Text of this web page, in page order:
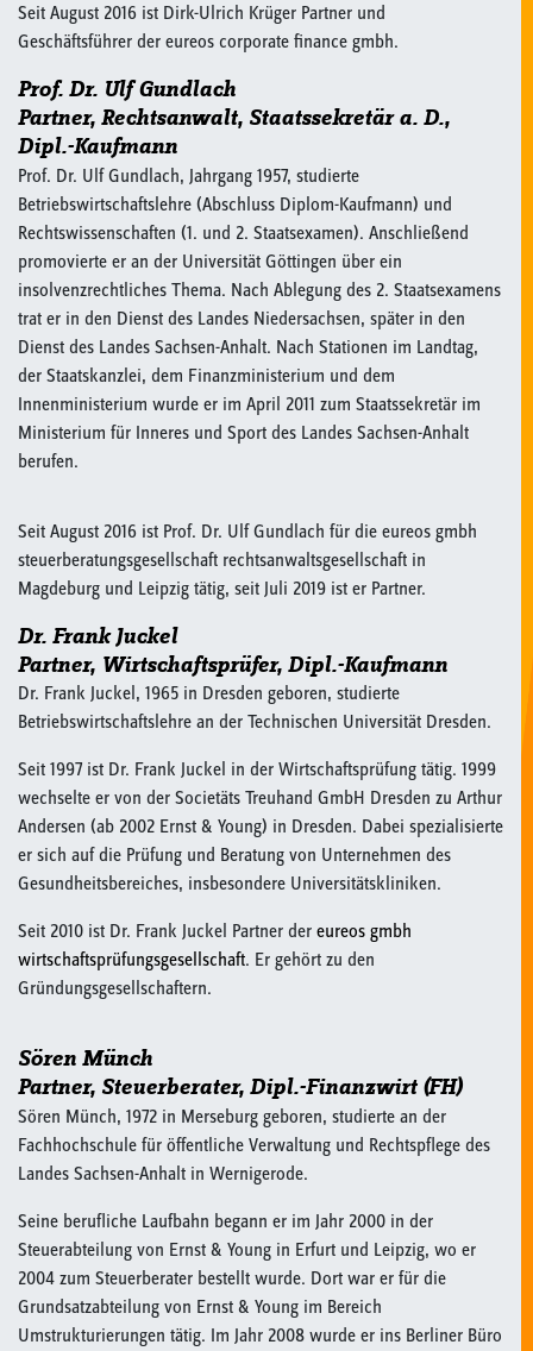
Seit August 2016 ist Dirk-Ulrich Krüger Partner und
Geschäftsführer der eureos corporate finance gmbh.
Prof. Dr. Ulf Gundlach
Partner, Rechtsanwalt, Staatssekretär a. D.,
Dipl.-Kaufmann
Prof. Dr. Ulf Gundlach, Jahrgang 1957, studierte
Betriebswirtschaftslehre (Abschluss Diplom-Kaufmann) und
Rechtswissenschaften (1. und 2. Staatsexamen). Anschließend
promovierte er an der Universität Göttingen über ein
insolvenzrechtliches Thema. Nach Ablegung des 2. Staatsexamens
trat er in den Dienst des Landes Niedersachsen, später in den
Dienst des Landes Sachsen-Anhalt. Nach Stationen im Landtag,
der Staatskanzlei, dem Finanzministerium und dem
Innenministerium wurde er im April 2011 zum Staatssekretär im
Ministerium für Inneres und Sport des Landes Sachsen-Anhalt
berufen.
Seit August 2016 ist Prof. Dr. Ulf Gundlach für die eureos gmbh
steuerberatungsgesellschaft rechtsanwaltsgesellschaft in
Magdeburg und Leipzig tätig, seit Juli 2019 ist er Partner.
Dr. Frank Juckel
Partner, Wirtschaftsprüfer, Dipl.-Kaufmann
Dr. Frank Juckel, 1965 in Dresden geboren, studierte
Betriebswirtschaftslehre an der Technischen Universität Dresden.
Seit 1997 ist Dr. Frank Juckel in der Wirtschaftsprüfung tätig. 1999
wechselte er von der Societäts Treuhand GmbH Dresden zu Arthur
Andersen (ab 2002 Ernst & Young) in Dresden. Dabei spezialisierte
er sich auf die Prüfung und Beratung von Unternehmen des
Gesundheitsbereiches, insbesondere Universitätskliniken.
Seit 2010 ist Dr. Frank Juckel Partner der eureos gmbh
wirtschaftsprüfungsgesellschaft. Er gehört zu den
Gründungsgesellschaftern.
Sören Münch
Partner, Steuerberater, Dipl.-Finanzwirt (FH)
Sören Münch, 1972 in Merseburg geboren, studierte an der
Fachhochschule für öffentliche Verwaltung und Rechtspflege des
Landes Sachsen-Anhalt in Wernigerode.
Seine berufliche Laufbahn begann er im Jahr 2000 in der
Steuerabteilung von Ernst & Young in Erfurt und Leipzig, wo er
2004 zum Steuerberater bestellt wurde. Dort war er für die
Grundsatzabteilung von Ernst & Young im Bereich
Umstrukturierungen tätig. Im Jahr 2008 wurde er ins Berliner Büro